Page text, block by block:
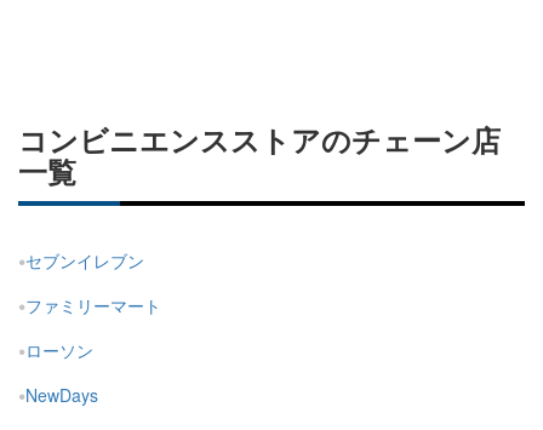
コンビニエンスストアのチェーン店
一覧
セブンイレブン
ファミリーマート
ローソン
NewDays